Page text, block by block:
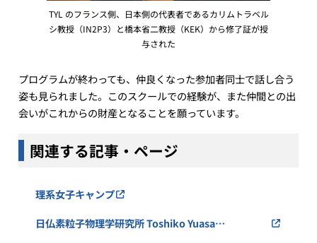
TYL のフランス側、日本側の代表者であるカリムトラベル
シ教授（IN2P3）と橋本省二教授（KEK）から修了証が授
与された
プログラムが終わっても、仲良くなった参加者同士で話し合う
姿も見られました。このスクールでの経験が、また仲間との出
会いがこれからの財産となることを願っています。
関連する記事・ページ
理系女子キャンプ
日仏素粒子物理学研究所 Toshiko Yuasa